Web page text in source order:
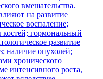
вмешательства.
на развитие
воспаление;
гормональный
развитие
наличие опухолей;
хронического
интенсивного роста,